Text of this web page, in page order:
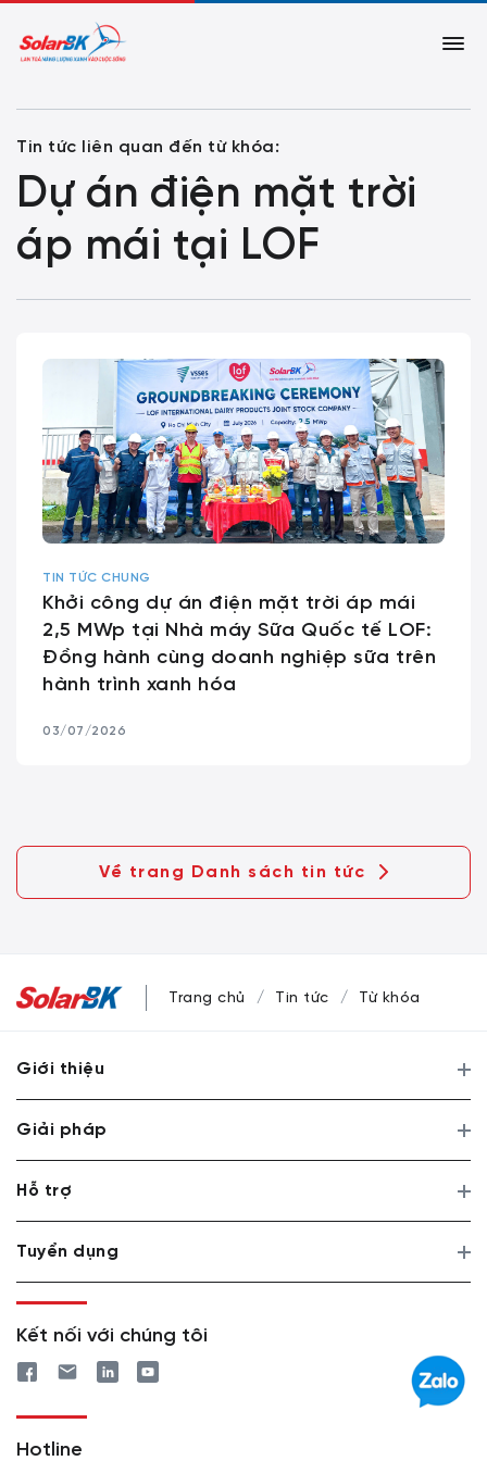
Tin tức liên quan đến từ khóa:
Dự án điện mặt trời
áp mái tại LOF
TIN TỨC CHUNG
Khởi công dự án điện mặt trời áp mái
2,5 MWp tại Nhà máy Sữa Quốc tế LOF:
Đồng hành cùng doanh nghiệp sữa trên
hành trình xanh hóa
03/07/2026
Về trang Danh sách tin tức
Trang chủ Tin tức Từ khóa
Giới thiệu
Giải pháp
Hỗ trợ
Tuyển dụng
Kết nối với chúng tôi
Hotline